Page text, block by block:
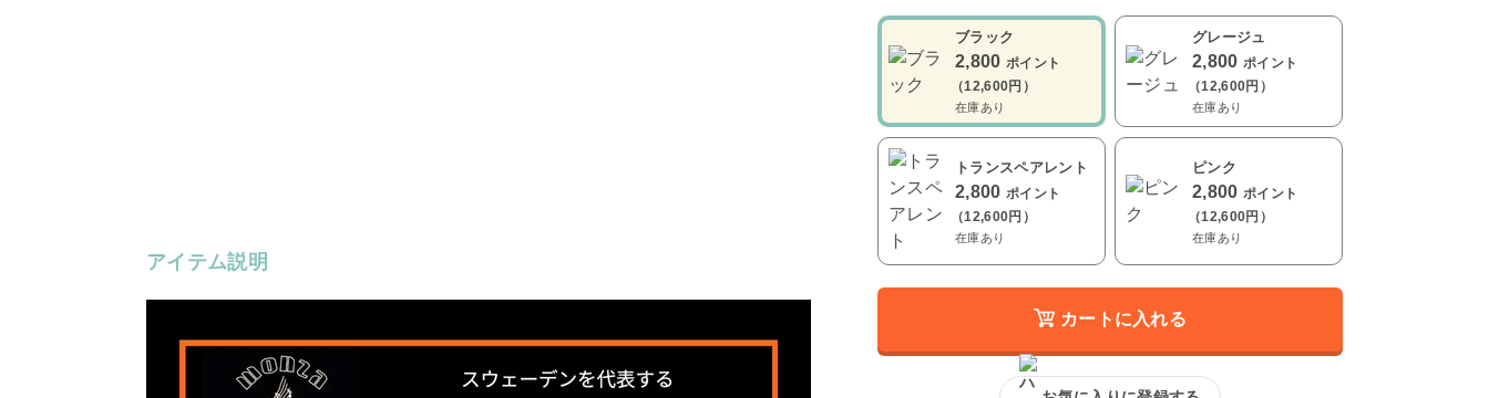
アイテム説明
ブラック
2,800 ポイント
（12,600円）
在庫あり
グレージュ
2,800 ポイント
（12,600円）
在庫あり
トランスペアレント
2,800 ポイント
（12,600円）
在庫あり
ピンク
2,800 ポイント
（12,600円）
在庫あり
カートに入れる